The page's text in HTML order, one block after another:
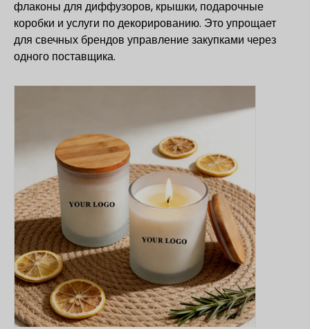
флаконы для диффузоров, крышки, подарочные
коробки и услуги по декорированию. Это упрощает
для свечных брендов управление закупками через
одного поставщика.